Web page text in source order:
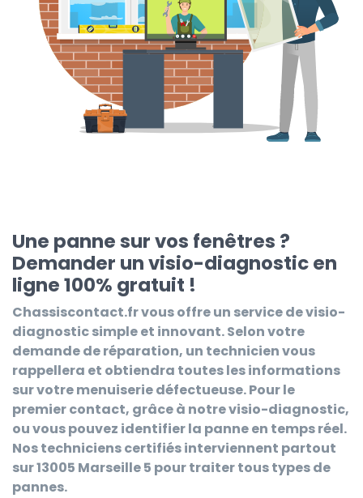
Une panne sur vos fenêtres ?
Demander un visio-diagnostic en
ligne 100% gratuit !
Chassiscontact.frvous offre un service de visio-
diagnostic simple et innovant. Selon votre
demande de réparation, un technicien vous
rappellera et obtiendra toutes les informations
sur votre menuiserie défectueuse. Pour le
premier contact, grâce à notre visio-diagnostic,
ou vous pouvez identifier la panne en temps réel.
Nos techniciens certifiés interviennent partout
sur 13005 Marseille 5 pour traiter tous types de
pannes.